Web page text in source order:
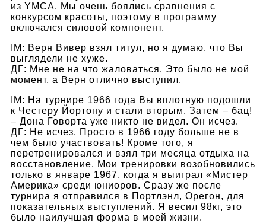
из YMCA. Мы очень боялись сравнения с
конкурсом красоты, поэтому в программу
включался силовой компонент.
IM: Верн Вивер взял титул, но я думаю, что Вы
выглядели не хуже.
ДГ: Мне не на что жаловаться. Это было не мой
момент, а Верн отлично выступил.
IM: На турнире 1966 года Вы вплотную подошли
к Честеру Йортону и стали вторым. Затем – бац!
– Дона Говорта уже никто не видел. Он исчез.
ДГ: Не исчез. Просто в 1966 году больше не в
чем было участвовать! Кроме того, я
перетренировался и взял три месяца отдыха на
восстановление. Мои тренировки возобновились
только в январе 1967, когда я выиграл «Мистер
Америка» среди юниоров. Сразу же после
турнира я отправился в Портлэнл, Орегон, для
показательных выступлений. Я весил 98кг, это
было наилучшая форма в моей жизни.